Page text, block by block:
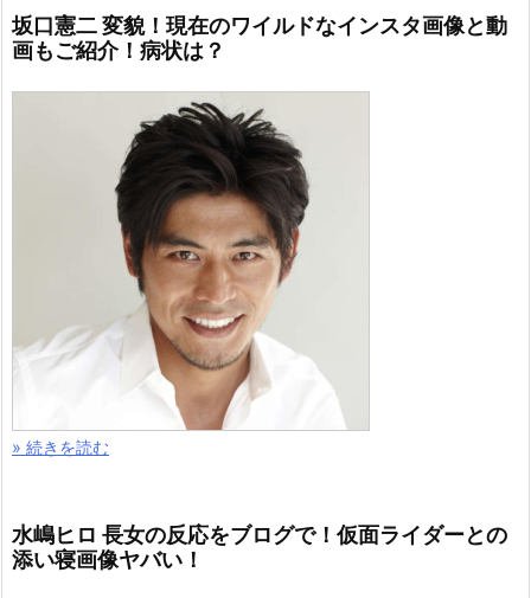
坂口憲二 変貌！現在のワイルドなインスタ画像と動
画もご紹介！病状は？
» 続きを読む
水嶋ヒロ 長女の反応をブログで！仮面ライダーとの
添い寝画像ヤバい！